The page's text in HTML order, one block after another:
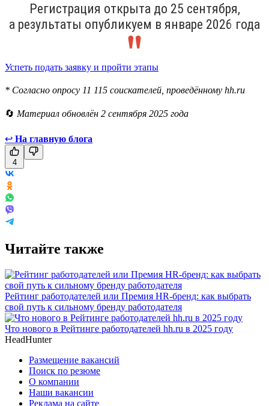
Регистрация открыта до 25 сентября,
а результаты опубликуем в январе 2026 года
Успеть подать заявку и пройти этапы
* Согласно опросу 11 115 соискателей, проведённому hh.ru
🔄 Материал обновлён 2 сентября 2025 года
↩ На главную блога
4
Читайте также
Рейтинг работодателей или Премия HR-бренд: как выбрать
свой путь к сильному бренду работодателя
Что нового в Рейтинге работодателей hh.ru в 2025 году
HeadHunter
Размещение вакансий
Поиск по резюме
О компании
Наши вакансии
Реклама на сайте